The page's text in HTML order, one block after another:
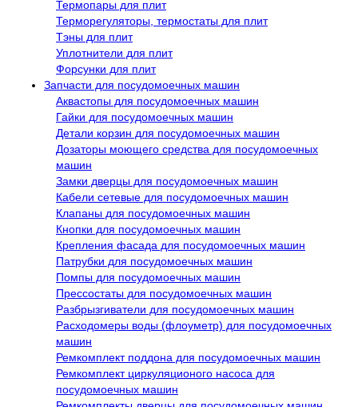
Термопары для плит
Терморегуляторы, термостаты для плит
Тэны для плит
Уплотнители для плит
Форсунки для плит
Запчасти для посудомоечных машин
Аквастопы для посудомоечных машин
Гайки для посудомоечных машин
Детали корзин для посудомоечных машин
Дозаторы моющего средства для посудомоечных
машин
Замки дверцы для посудомоечных машин
Кабели сетевые для посудомоечных машин
Клапаны для посудомоечных машин
Кнопки для посудомоечных машин
Крепления фасада для посудомоечных машин
Патрубки для посудомоечных машин
Помпы для посудомоечных машин
Прессостаты для посудомоечных машин
Разбрызгиватели для посудомоечных машин
Расходомеры воды (флоуметр) для посудомоечных
машин
Ремкомплект поддона для посудомоечных машин
Ремкомплект циркуляционого насоса для
посудомоечных машин